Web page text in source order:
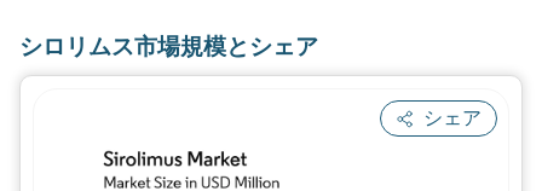
シロリムス市場規模とシェア
シェア